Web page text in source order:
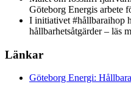
Göteborg Energis arbete
I initiativet #hållbaraihop
hållbarhetsåtgärder – läs
Länkar
Göteborg Energi: